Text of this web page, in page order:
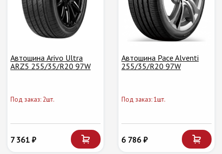
Автошина Arivo Ultra
ARZ5 255/35/R20 97W
Под заказ: 2шт.
7 361 ₽
Автошина Pace Alventi
255/35/R20 97W
Под заказ: 1шт.
6 786 ₽